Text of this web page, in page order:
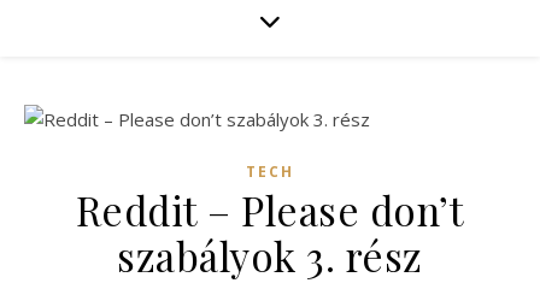
TECH
Reddit – Please don’t
szabályok 3. rész